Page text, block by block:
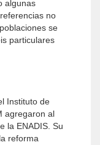
algunas
no
se
particulares
Instituto de
agregaron al
la ENADIS. Su
reforma